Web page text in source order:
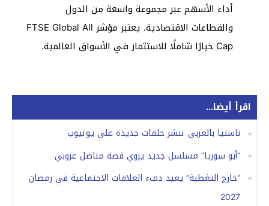
أداء الأسهم عبر مجموعة واسعة من الدول
والقطاعات الاقتصادية. يعتبر مؤشر FTSE Global All
Cap خيارًا شاملًا للاستثمار في الأسواق العالمية.
اقرأ أيضا...
ناستيا بالعربي تنشر حلقات جديدة على يوتيوب
“أبو سوريا” مسلسل جديد يروي قصة مناضل عروبي
“خارج التغطية” يعيد دفء العلاقات الاجتماعية في رمضان
2027